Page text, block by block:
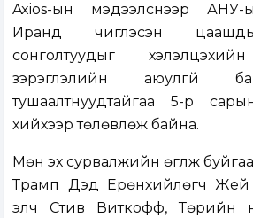
Axios-ын мэдээлснээр АНУ-
Иранд чиглэсэн
сонголтуудыг
зэрэглэлийн аюулгүй
тушаалтнуудтайгаа 5-р
хийхээр төлөвлөж байна.
Мөн эх сурвалжийн өгүүлж
Трамп Дэд Ерөнхийлөгч Жей
элч Стив Виткофф, Төрийн